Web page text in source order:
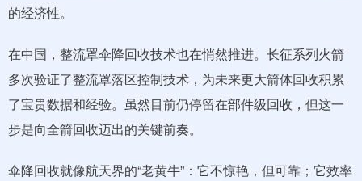
的经济性。
在中国，整流罩伞降回收技术也在悄然推进。长征系列火箭
多次验证了整流罩落区控制技术，为未来更大箭体回收积累
了宝贵数据和经验。虽然目前仍停留在部件级回收，但这一
步是向全箭回收迈出的关键前奏。
伞降回收就像航天界的“老黄牛”：它不惊艳，但可靠；它效率